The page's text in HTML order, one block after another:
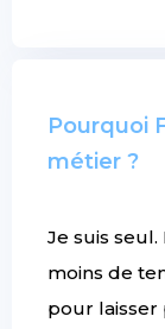
Pourquoi
métier ?
Je suis
moins de
pour laisser